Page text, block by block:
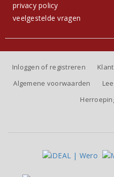
privacy policy
veelgestelde vragen
Inloggen of registreren
Algemene voorwaarden